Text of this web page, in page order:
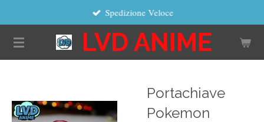
contenuto
principale
LVD ANIME
Spedizione Veloce
Portachiave
Pokemon